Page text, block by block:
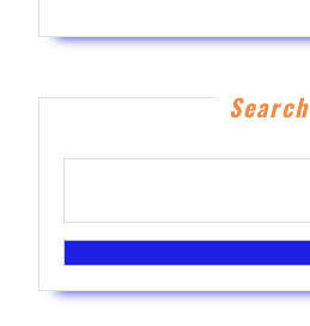
Search